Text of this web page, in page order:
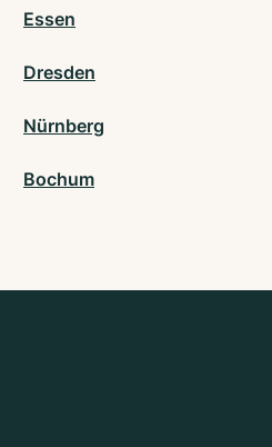
Essen
Dresden
Nürnberg
Bochum